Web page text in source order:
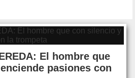
El hombre que
pasiones con